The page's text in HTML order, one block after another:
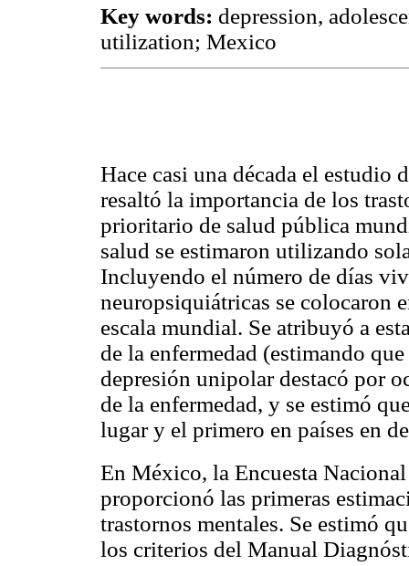
Key words: depression,
utilization; Mexico
Hace casi una década el estudio
resaltó la importancia de los
prioritario de salud pública
salud se estimaron utilizando
Incluyendo el número de días
neuropsiquiátricas se colocaron
escala mundial. Se atribuyó a
de la enfermedad (estimando
depresión unipolar destacó por
de la enfermedad, y se estimó
lugar y el primero en países en
En México, la Encuesta
proporcionó las primeras
trastornos mentales. Se estimó
los criterios del Manual